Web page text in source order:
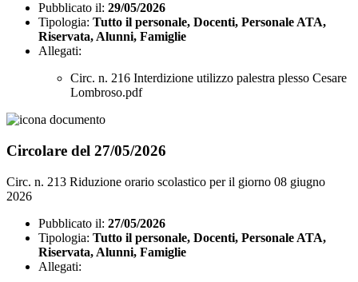
Pubblicato il: 29/05/2026
Tipologia: Tutto il personale, Docenti, Personale ATA,
Riservata, Alunni, Famiglie
Allegati:
Circ. n. 216 Interdizione utilizzo palestra plesso Cesare
Lombroso.pdf
Circolare del 27/05/2026
Circ. n. 213 Riduzione orario scolastico per il giorno 08 giugno
2026
Pubblicato il: 27/05/2026
Tipologia: Tutto il personale, Docenti, Personale ATA,
Riservata, Alunni, Famiglie
Allegati: